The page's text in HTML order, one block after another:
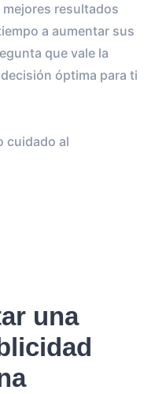
resultados
a aumentar sus
que vale la
óptima para ti
cuidado al
una